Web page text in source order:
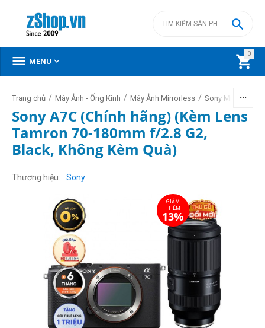
0


 MENU 
Trang chủ / Máy Ảnh - Ống Kính / Máy Ảnh Mirrorless / Sony Mirrorless
Sony A7C (Chính hãng) (Kèm Lens
Tamron 70-180mm f/2.8 G2,
Black, Không Kèm Quà)
Thương hiệu Sony